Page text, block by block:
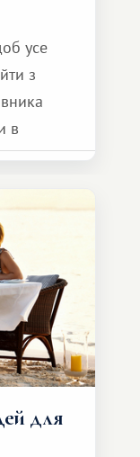
усе
з
в
до
для